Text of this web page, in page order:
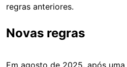
regras anteriores.
Novas regras
Em agosto de 2025, após uma